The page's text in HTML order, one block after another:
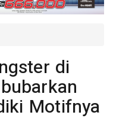
di
Motifnya